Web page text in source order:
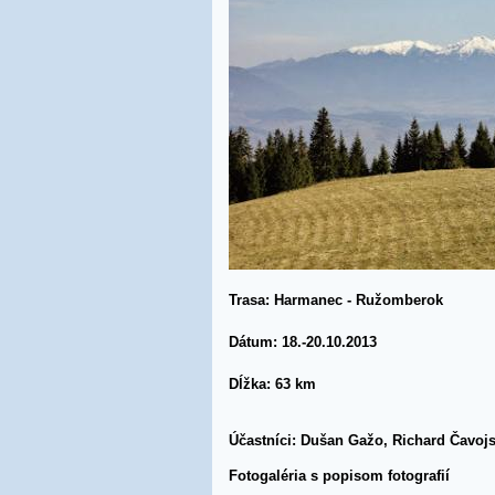
Trasa: Harmanec - Ružomberok
Dátum: 18.-20.10.2013
Dĺžka: 63 km
Účastníci: Dušan Gažo, Richard
Fotogaléria s popisom fotografií